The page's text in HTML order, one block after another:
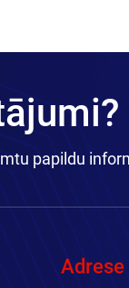
papildu
Adrese